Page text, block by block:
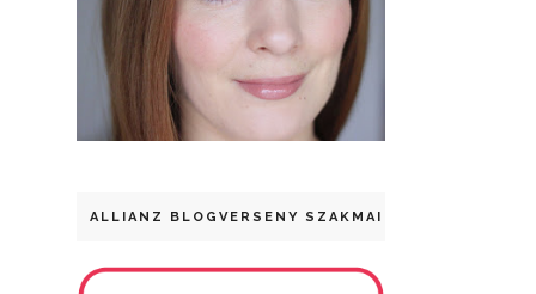
ALLIANZ BLOGVERSENY SZAKMAI DÍJ